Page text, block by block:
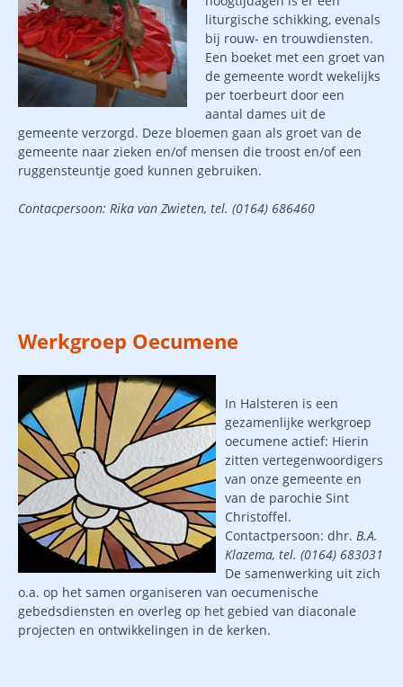
liturgische schikking, evenals
bij rouw- en trouwdiensten.
Een boeket met een groet van
de gemeente wordt wekelijks
per toerbeurt door een
aantal dames uit de
gemeente verzorgd. Deze bloemen gaan als groet van de
gemeente naar zieken en/of mensen die troost en/of een
ruggensteuntje goed kunnen gebruiken.
Contacpersoon: Rika van Zwieten, tel. (0164) 686460
Werkgroep Oecumene
In Halsteren is een
gezamenlijke werkgroep
oecumene actief: Hierin
zitten vertegenwoordigers
van onze gemeente en
van de parochie Sint
Christoffel.
Contactpersoon: dhr. B.A.
Klazema, tel. (0164) 683031
De samenwerking uit zich
o.a. op het samen organiseren van oecumenische
gebedsdiensten en overleg op het gebied van diaconale
projecten en ontwikkelingen in de kerken.